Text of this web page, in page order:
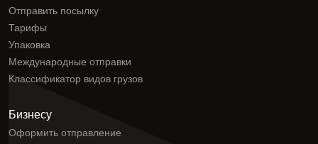
Отправить посылку
Тарифы
Упаковка
Международные отправки
Классификатор видов грузов
Бизнесу
Оформить отправление